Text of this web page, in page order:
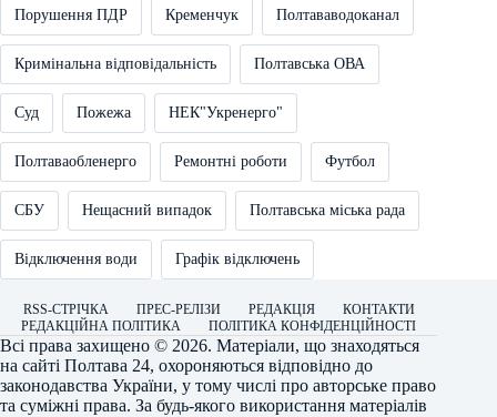
Порушення ПДР Кременчук Полтававодоканал
Кримінальна відповідальність Полтавська ОВА
Суд Пожежа НЕК"Укренерго"
Полтаваобленерго Ремонтні роботи Футбол
СБУ Нещасний випадок Полтавська міська рада
Відключення води Графік відключень
RSS-СТРІЧКА ПРЕС-РЕЛІЗИ РЕДАКЦІЯ
КОНТАКТИ
РЕДАКЦІЙНА ПОЛІТИКА
ПОЛІТИКА КОНФІДЕНЦІЙНОСТІ
Всі права захищено © 2026. Матеріали, що знаходяться
на сайті Полтава 24, охороняються відповідно до
законодавства України, у тому числі про авторське право
та суміжні права. За будь-якого використання матеріалів